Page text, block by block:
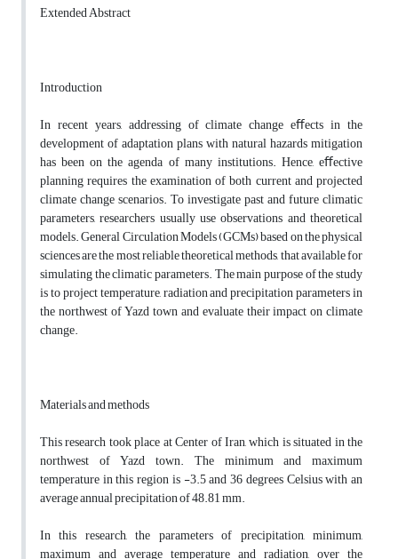
Extended Abstract
Introduction
In recent years, addressing of climate change eﬀects in the
development of adaptation plans with natural hazards mitigation
has been on the agenda of many institutions. Hence, eﬀective
planning requires the examination of both current and projected
climate change scenarios. To investigate past and future climatic
parameters, researchers usually use observations and theoretical
models. General Circulation Models (GCMs) based on the physical
sciences are the most reliable theoretical methods, that available for
simulating the climatic parameters. The main purpose of the study
is to project temperature, radiation and precipitation parameters in
the northwest of Yazd town and evaluate their impact on climate
change.
Materials and methods
This research took place at Center of Iran, which is situated in the
northwest of Yazd town. The minimum and maximum
temperature in this region is -3.5 and 36 degrees Celsius with an
average annual precipitation of 48.81 mm.
In this research, the parameters of precipitation, minimum,